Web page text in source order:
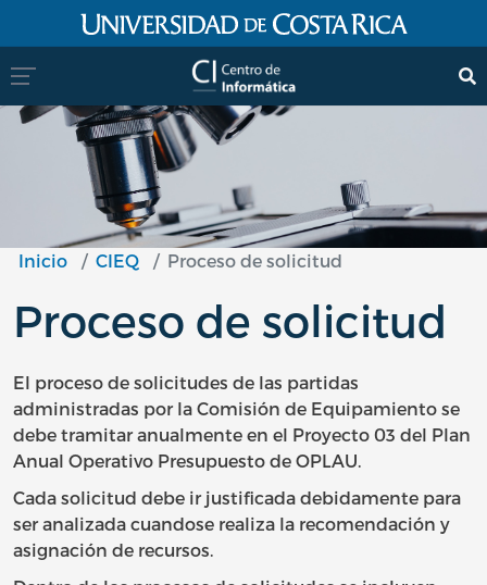
Pasar al contenido principal
Inicio CIEQ Proceso de solicitud
Proceso de solicitud
El proceso de solicitudes de las partidas
administradas por la Comisión de Equipamiento se
debe tramitar anualmente en el Proyecto 03 del Plan
Anual Operativo Presupuesto de OPLAU.
Cada solicitud debe ir justificada debidamente para
ser analizada cuandose realiza la recomendación y
asignación de recursos.